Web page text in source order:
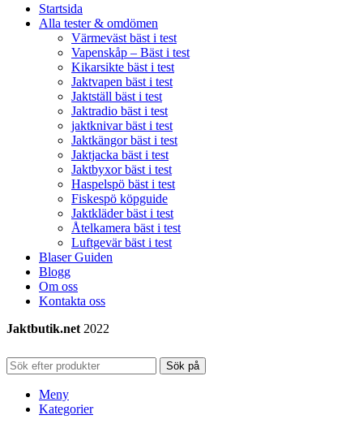
Startsida
Alla tester & omdömen
Värmeväst bäst i test
Vapenskåp – Bäst i test
Kikarsikte bäst i test
Jaktvapen bäst i test
Jaktställ bäst i test
Jaktradio bäst i test
jaktknivar bäst i test
Jaktkängor bäst i test
Jaktjacka bäst i test
Jaktbyxor bäst i test
Haspelspö bäst i test
Fiskespö köpguide
Jaktkläder bäst i test
Åtelkamera bäst i test
Luftgevär bäst i test
Blaser Guiden
Blogg
Om oss
Kontakta oss
Jaktbutik.net 2022
Sök på
Meny
Kategorier